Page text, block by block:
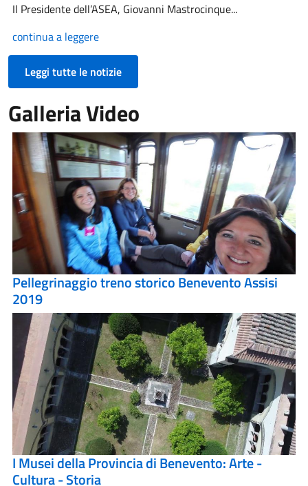
Il Presidente dell’ASEA, Giovanni Mastrocinque...
continua a leggere
Leggi tutte le notizie
Galleria Video
Pellegrinaggio treno storico Benevento Assisi
2019
I Musei della Provincia di Benevento: Arte -
Cultura - Storia